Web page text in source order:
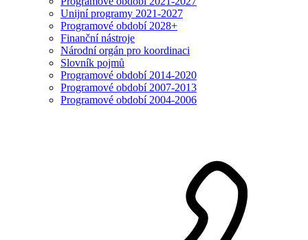
Unijní programy 2021-2027
Programové období 2028+
Finanční nástroje
Národní orgán pro koordinaci
Slovník pojmů
Programové období 2014-2020
Programové období 2007-2013
Programové období 2004-2006